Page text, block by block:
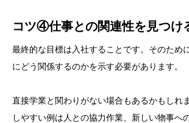
コツ④仕事との関連性を見つけ
最終的な目標は入社することです。そのため
にどう関係するのかを示す必要があります。
直接学業と関わりがない場合もあるかもしれ
しやすい例は人との協力作業、新しい物事へ